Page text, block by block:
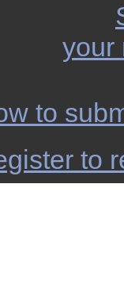
your
to
to